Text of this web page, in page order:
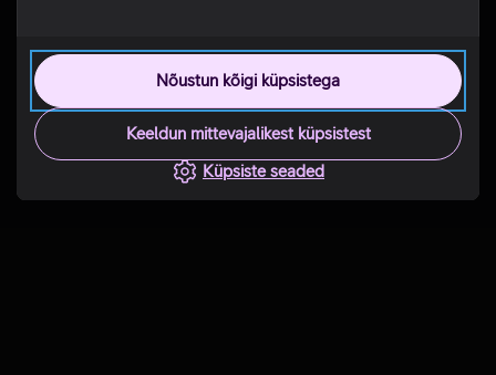
Nõustun kõigi küpsistega
Keeldun mittevajalikest küpsistest
Küpsiste seaded